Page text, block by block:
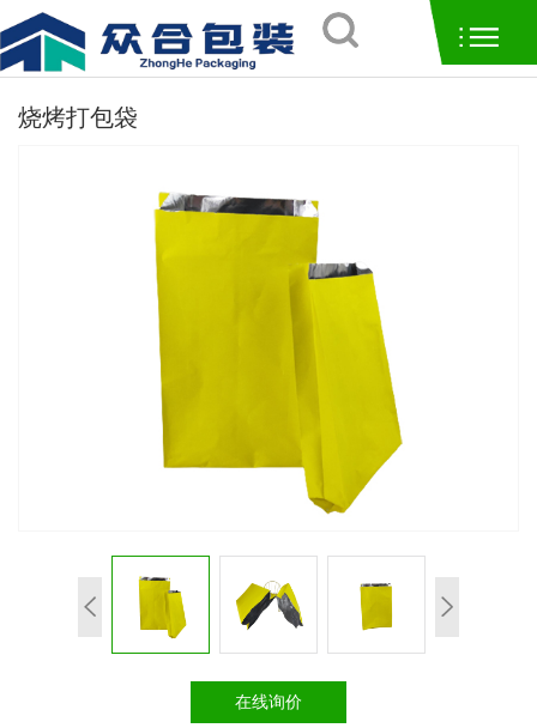
烧烤打包袋
在线询价